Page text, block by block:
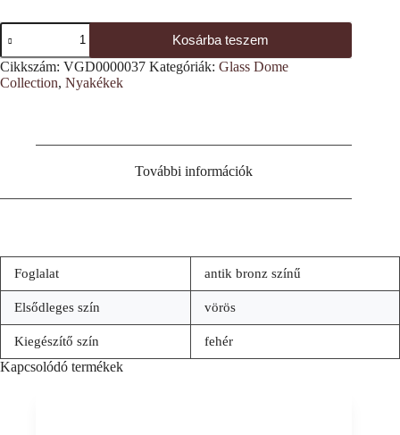
Láva-
folyam
mintás
nyakék
mennyiség
Kosárba teszem
Cikkszám: VGD0000037 Kategóriák: Glass Dome
Collection, Nyakékek
További információk
Foglalat antik bronz színű
Elsődleges szín vörös
Kiegészítő szín fehér
Kapcsolódó termékek